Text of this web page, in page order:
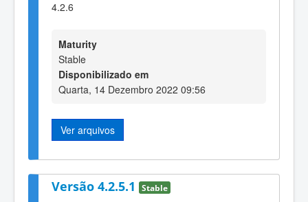
4.2.6
Maturity
Stable
Disponibilizado em
Quarta, 14 Dezembro 2022 09:56
Ver arquivos
Versão 4.2.5.1 Stable